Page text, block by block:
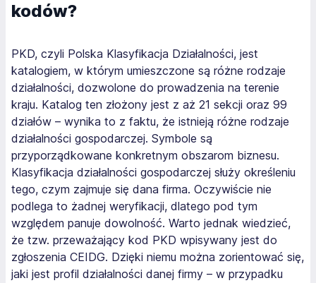
kodów?
PKD, czyli Polska Klasyfikacja Działalności, jest
katalogiem, w którym umieszczone są różne rodzaje
działalności, dozwolone do prowadzenia na terenie
kraju. Katalog ten złożony jest z aż 21 sekcji oraz 99
działów – wynika to z faktu, że istnieją różne rodzaje
działalności gospodarczej. Symbole są
przyporządkowane konkretnym obszarom biznesu.
Klasyfikacja działalności gospodarczej służy określeniu
tego, czym zajmuje się dana firma. Oczywiście nie
podlega to żadnej weryfikacji, dlatego pod tym
względem panuje dowolność. Warto jednak wiedzieć,
że tzw. przeważający kod PKD wpisywany jest do
zgłoszenia CEIDG. Dzięki niemu można zorientować się,
jaki jest profil działalności danej firmy – w przypadku